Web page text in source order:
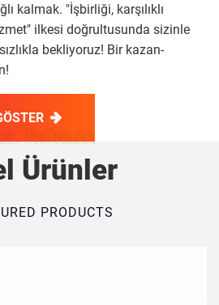
kalmak. "İşbirliği, karşılıklı
ilkesi doğrultusunda sizinle
bekliyoruz! Bir kazan-
Ürünler
ÜRÜNLER
PRODUCTS